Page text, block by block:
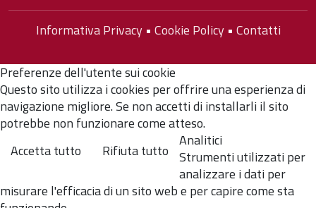
Informativa Privacy• Cookie Policy• Contatti
Preferenze dell'utente sui cookie
Questo sito utilizza i cookies per offrire una esperienza di
navigazione migliore. Se non accetti di installarli il sito
potrebbe non funzionare come atteso.
Accetta tutto
Rifiuta tutto
Analitici
Strumenti utilizzati per
analizzare i dati per
misurare l'efficacia di un sito web e per capire come sta